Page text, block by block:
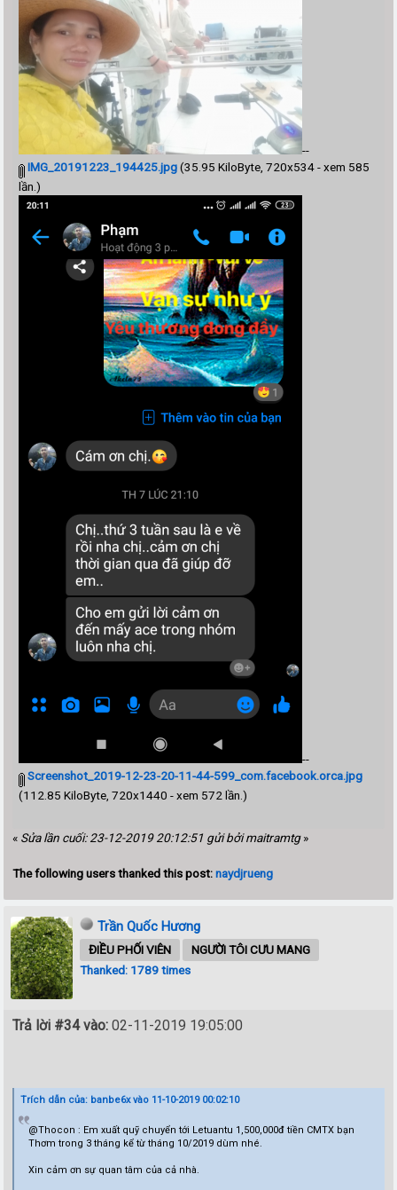
--
IMG_20191223_194425.jpg(35.95 KiloByte, 720x534 - xem 585
lần.)
--
Screenshot_2019-12-23-20-11-44-599_com.facebook.orca.jpg
(112.85 KiloByte, 720x1440 - xem 572 lần.)
« Sửa lần cuối: 23-12-2019 20:12:51 gửi bởi maitramtg»
The following users thanked this post:naydjrueng
Trần Quốc Hương
ĐIỀU PHỐI VIÊN
NGƯỜI TÔI CƯU MANG
Thanked: 1789 times
Trả lời #34 vào: 02-11-2019 19:05:00
Trích dẫn của: banbe6x vào 11-10-2019 00:02:10
@Thocon : Em xuất quỹ chuyển tới Letuantu 1,500,000đ tiền CMTX bạn
Thơm trong 3 tháng kể từ tháng 10/2019 dùm nhé.
Xin cảm ơn sự quan tâm của cả nhà.